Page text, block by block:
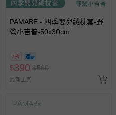
檢查是否完好，若商品遇瑕疵
貨，請見：退貨的辦理流程。
與資訊、購物流程、付款方
中心。
購，遇缺貨即會通知媽咪並協
誤原因，導致無法安排出貨，
PAMABE - 四季嬰兒絨枕套-野
營小吉普-50x30cm
7折
$390 $560
最新上架